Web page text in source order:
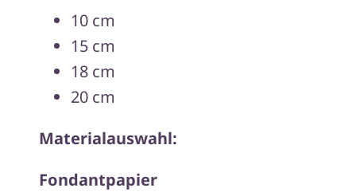
10 cm
15 cm
18 cm
20 cm
Materialauswahl:
Fondantpapier